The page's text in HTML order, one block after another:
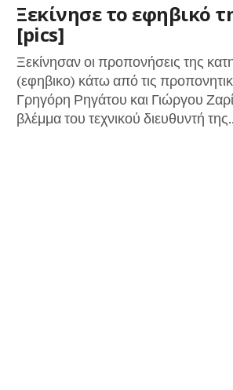
Ξεκίνησε το εφηβικό
[pics]
Ξεκίνησαν οι προπονήσεις της
(εφηβικο) κάτω από τις
Γρηγόρη Ρηγάτου και Γιώργου
βλέμμα του τεχνικού διευθυντή